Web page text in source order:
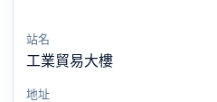
站名
工業貿易大樓
地址